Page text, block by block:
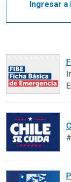
Ingresar a